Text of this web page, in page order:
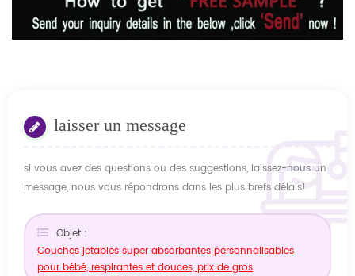
laisser un message
si vous avez des questions ou des suggestions, laissez-nous un
message, nous vous répondrons dans les plus brefs délais!
Objet :
Couches jetables super absorbantes personnalisables
pour bébé, respirantes et douces, prix de gros